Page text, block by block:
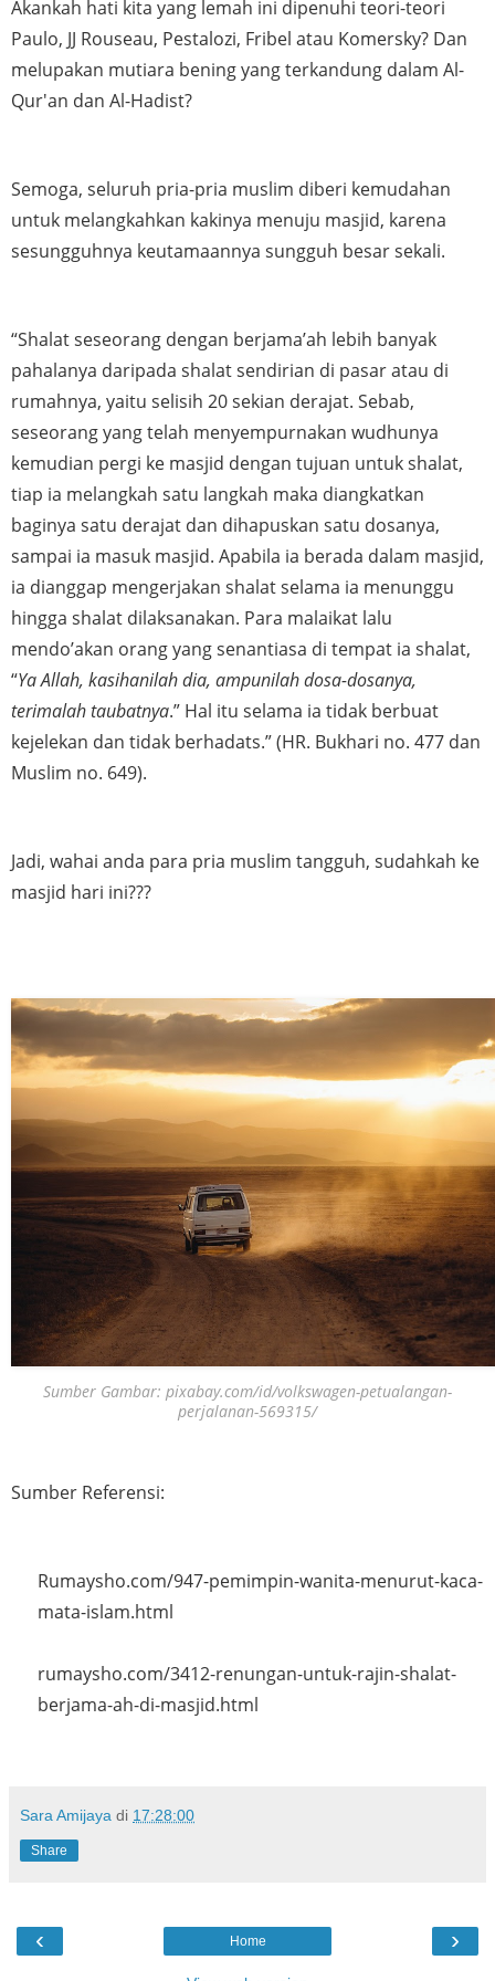
Akankah hati kita yang lemah ini dipenuhi teori-teori
Paulo, JJ Rouseau, Pestalozi, Fribel atau Komersky? Dan
melupakan mutiara bening yang terkandung dalam Al-
Qur'an dan Al-Hadist?
Semoga, seluruh pria-pria muslim diberi kemudahan
untuk melangkahkan kakinya menuju masjid, karena
sesungguhnya keutamaannya sungguh besar sekali.
“Shalat seseorang dengan berjama’ah lebih banyak
pahalanya daripada shalat sendirian di pasar atau di
rumahnya, yaitu selisih 20 sekian derajat. Sebab,
seseorang yang telah menyempurnakan wudhunya
kemudian pergi ke masjid dengan tujuan untuk shalat,
tiap ia melangkah satu langkah maka diangkatkan
baginya satu derajat dan dihapuskan satu dosanya,
sampai ia masuk masjid. Apabila ia berada dalam masjid,
ia dianggap mengerjakan shalat selama ia menunggu
hingga shalat dilaksanakan. Para malaikat lalu
mendo’akan orang yang senantiasa di tempat ia shalat,
“Ya Allah, kasihanilah dia, ampunilah dosa-dosanya,
terimalah taubatnya.” Hal itu selama ia tidak berbuat
kejelekan dan tidak berhadats.” (HR. Bukhari no. 477 dan
Muslim no. 649).
Jadi, wahai anda para pria muslim tangguh, sudahkah ke
masjid hari ini???
Sumber Gambar: pixabay.com/id/volkswagen-petualangan-
perjalanan-569315/
Sumber Referensi:
Rumaysho.com/947-pemimpin-wanita-menurut-kaca-
mata-islam.html
rumaysho.com/3412-renungan-untuk-rajin-shalat-
berjama-ah-di-masjid.html
Sara Amijaya di 17:28:00
Share
‹ ›
Home